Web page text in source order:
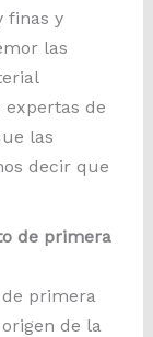
finas y
las
expertas de
las
decir que
de primera
primera
de la